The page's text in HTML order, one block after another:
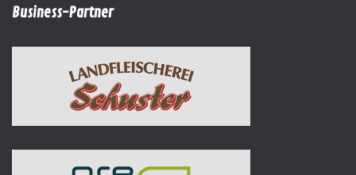
Business-Partner